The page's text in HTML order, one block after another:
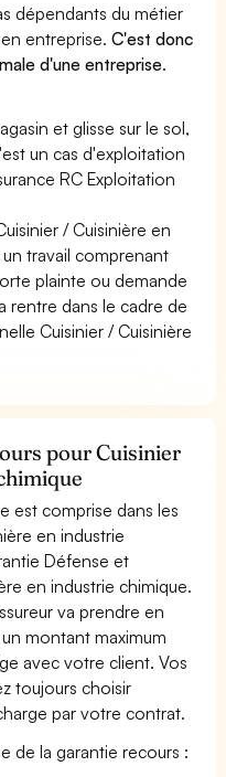
dépendants du métier
entreprise.C'est donc
d'une entreprise.
et glisse sur le sol,
un cas d'exploitation
RC Exploitation
/ Cuisinière en
travail comprenant
plainte ou demande
rentre dans le cadre de
Cuisinier / Cuisinière
pour Cuisinier
est comprise dans les
en industrie
Défense et
en industrie chimique.
va prendre en
montant maximum
avec votre client. Vos
toujours choisir
par votre contrat.
de la garantie recours :